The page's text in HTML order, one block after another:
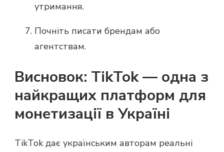
утримання.
Почніть писати брендам або
агентствам.
Висновок: TikTok — одна з
найкращих платформ для
монетизації в Україні
TikTok дає українським авторам реальні